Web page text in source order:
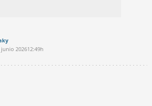
junio 202612:49h